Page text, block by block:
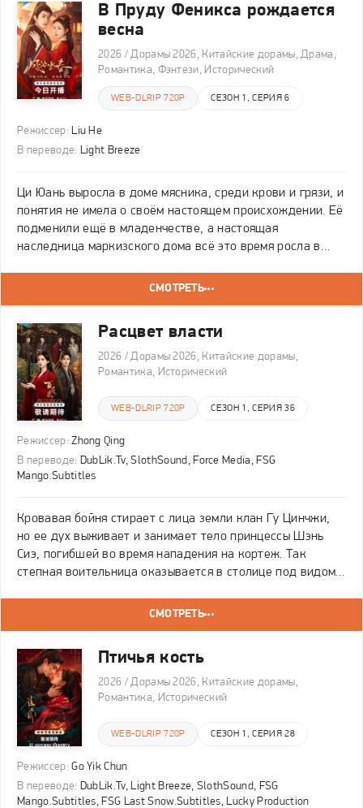
В Пруду Феникса рождается
весна
2026 / Дорамы 2026, Китайские дорамы, Драма,
Романтика, Фэнтези, Исторический
WEB-DLRIP 720P СЕЗОН 1, СЕРИЯ 6
Режиссер: Liu He
В переводе: Light Breeze
Ци Юань выросла в доме мясника, среди крови и грязи, и
понятия не имела о своём настоящем происхождении. Её
подменили ещё в младенчестве, а настоящая
наследница маркизского дома всё это время росла в
семью, самозванка испугалась разоблачения и
СМОТРЕТЬ
Расцвет власти
2026 / Дорамы 2026, Китайские дорамы,
Романтика, Исторический
WEB-DLRIP 720P СЕЗОН 1, СЕРИЯ 36
Режиссер: Zhong Qing
В переводе: DubLik.Tv, SlothSound, Force Media, FSG
Mango.Subtitles
Кровавая бойня стирает с лица земли клан Гу Цинчжи,
но ее дух выживает и занимает тело принцессы Шэнь
Сиэ, погибшей во время нападения на кортеж. Так
степная воительница оказывается в столице под видом
беззащитной жертвой и начинает собственную партию,
СМОТРЕТЬ
Птичья кость
2026 / Дорамы 2026, Китайские дорамы,
Романтика, Исторический
WEB-DLRIP 720P СЕЗОН 1, СЕРИЯ 28
Режиссер: Go Yik Chun
В переводе: DubLik.Tv, Light Breeze, SlothSound, FSG
Mango.Subtitles, FSG Last Snow.Subtitles, Lucky Production